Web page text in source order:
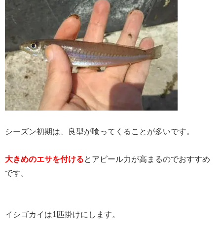
シーズン初期は、良型が喰ってくることが多いです。
大きめのエサを付けるとアピール力が高まるのでおすすめ
です。
イシゴカイは1匹掛けにします。